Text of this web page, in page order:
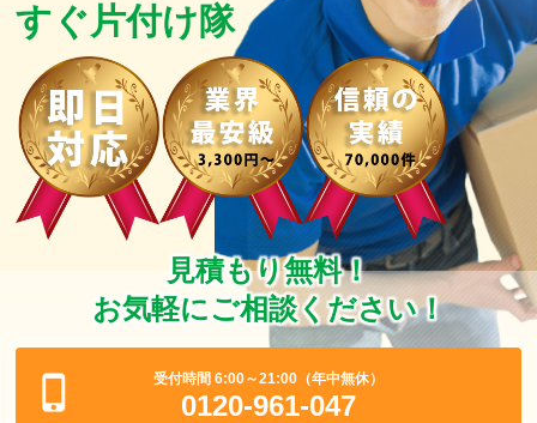
すぐ片付け隊
見積もり無料！
お気軽にご相談ください！
受付時間 6:00～21:00（年中無休）
0120-961-047